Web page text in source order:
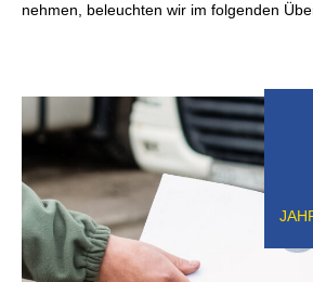
nehmen, beleuchten wir im folgenden